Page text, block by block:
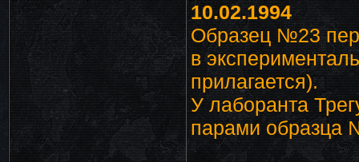
10.02.1994
Образец №23
в
прилагается).
У лаборанта
парами образца